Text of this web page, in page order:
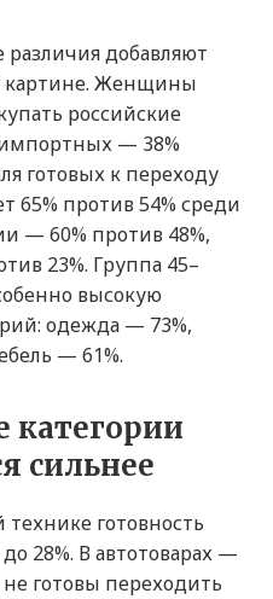
добавляют
картине. Женщины
российские
— 38%
готовых к переходу
65% против 54% среди
— 60% против 48%,
23%. Группа 45–
высокую
одежда — 73%,
— 61%.
категории
сильнее
готовность
28%. В автотоварах —
готовы переходить